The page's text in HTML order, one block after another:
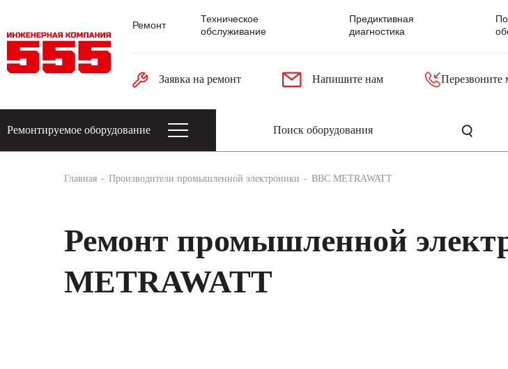
Ремонт
Техническое
обслуживание
Предиктивная
диагностика
Заявка на ремонт Напишите нам Перезвоните
Ремонтируемое оборудование
Главная Производители промышленной электроники BBC METRAWATT
Ремонт промышленной
METRAWATT